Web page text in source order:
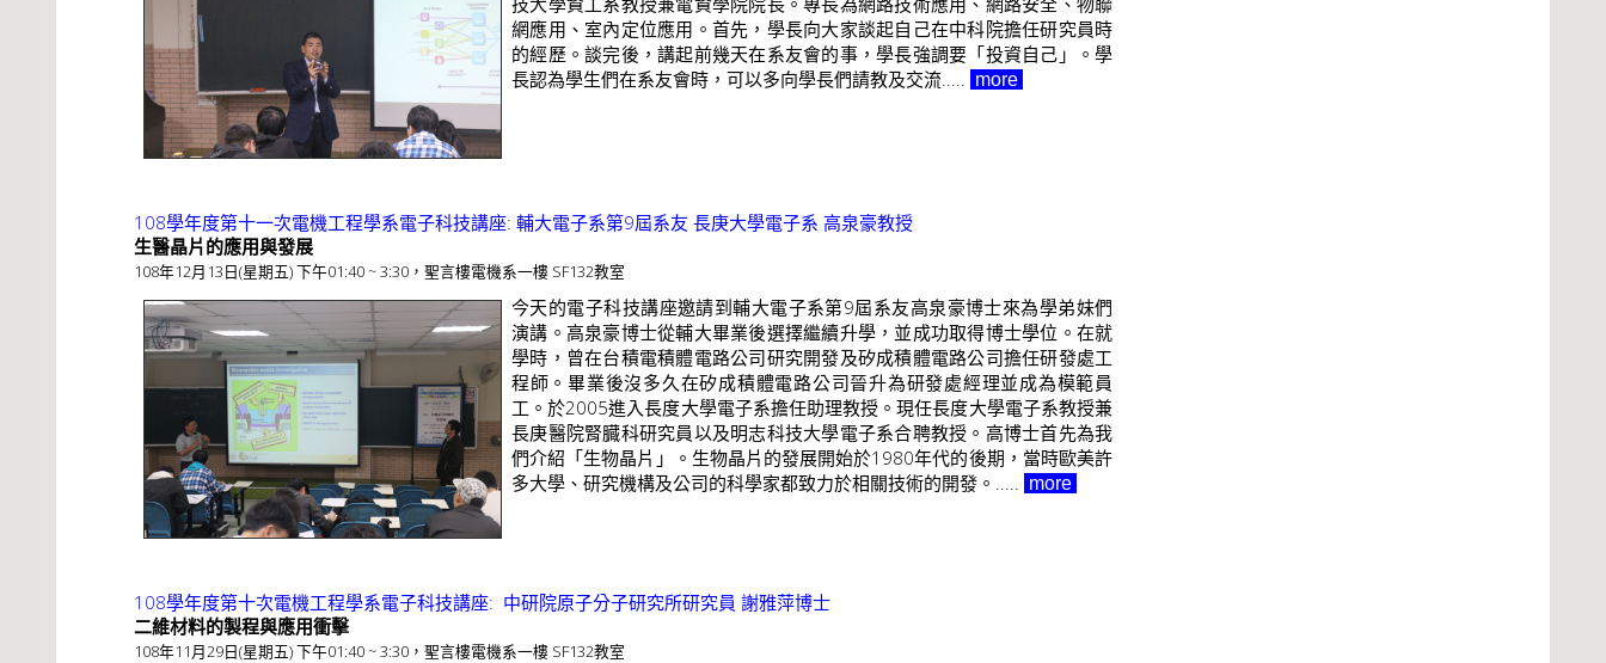
網應用、室內定位應用。首先，學長向大家談起自己在中科院擔任研究員時
的經歷。談完後，講起前幾天在系友會的事，學長強調要「投資自己」。學
長認為學生們在系友會時，可以多向學長們請教及交流.....
more
108學年度第十一次電機工程學系電子科技講座: 輔大電子系第9屆系友 長庚大學電子系 高泉豪教授
生醫晶片的應用與發展
108年12月13日(星期五) 下午01:40 ~ 3:30，聖言樓電機系一樓 SF132教室
今天的電子科技講座邀請到輔大電子系第9屆系友高泉豪博士來為學弟妹們
演講。高泉豪博士從輔大畢業後選擇繼續升學，並成功取得博士學位。在就
學時，曾在台積電積體電路公司研究開發及矽成積體電路公司擔任研發處工
程師。畢業後沒多久在矽成積體電路公司晉升為研發處經理並成為模範員
工。於2005進入長度大學電子系擔任助理教授。現任長度大學電子系教授兼
長庚醫院腎臓科研究員以及明志科技大學電子系合聘教授。高博士首先為我
們介紹「生物晶片」。生物晶片的發展開始於1980年代的後期，當時歐美許
多大學、研究機構及公司的科學家都致力於相關技術的開發。.....
more
108學年度第十次電機工程學系電子科技講座: 中研院原子分子研究所研究員 謝雅萍博士
二維材料的製程與應用衝擊
108年11月29日(星期五) 下午01:40 ~ 3:30，聖言樓電機系一樓 SF132教室